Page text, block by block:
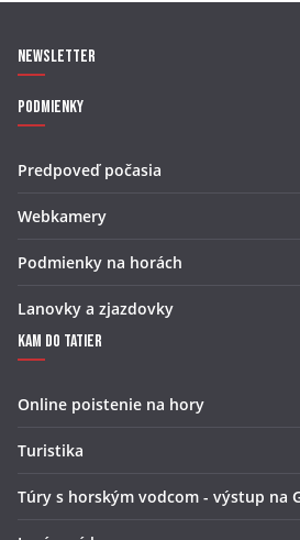
Newsletter
Podmienky
Predpoveď počasia
Webkamery
Podmienky na horách
Lanovky a zjazdovky
Kam do Tatier
Online poistenie na hory
Turistika
Túry s horským vodcom - výstup na